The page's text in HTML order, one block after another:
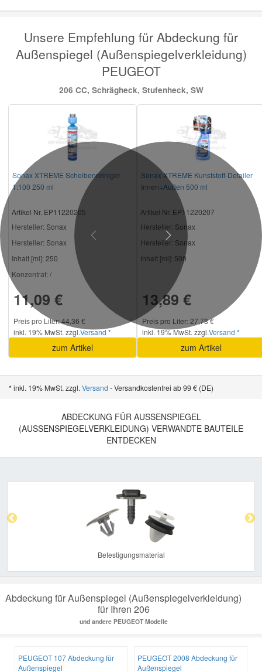
Unsere Empfehlung für Abdeckung für
Außenspiegel (Außenspiegelverkleidung)
PEUGEOT
206 CC, Schrägheck, Stufenheck, SW
Sonax XTREME Scheibenreiniger
1:100 250 ml
Artikel Nr. EP11220205
Hersteller: Sonax
Hersteller: Sonax
Inhalt [ml]: 250
Konzentrat: /
11,09 €
Preis pro Liter: 44,36 €
inkl. 19% MwSt. zzgl.Versand *
zum Artikel
Sonax XTREME Kunststoff-Detailer
Innen+Außen 500 ml
Artikel Nr. EP11220207
Hersteller: Sonax
Hersteller: Sonax
Inhalt [ml]: 500
13,89 €
Preis pro Liter: 27,78 €
inkl. 19% MwSt. zzgl.Versand *
zum Artikel
Previous Next
* inkl. 19% MwSt. zzgl. Versand - Versandkostenfrei ab 99 € (DE)
ABDECKUNG FÜR AUSSENSPIEGEL (
AUSSENSPIEGELVERKLEIDUNG) VERWANDTE BAUTEILE EN
TDECKEN
Befestigungsmaterial
Abdeckung für Außenspiegel (Außenspiegelverkleidung)
für Ihren 206
und andere PEUGEOT Modelle
PEUGEOT 107 Abdeckung für
Außenspiegel
PEUGEOT 2008 Abdeckung für
Außenspiegel